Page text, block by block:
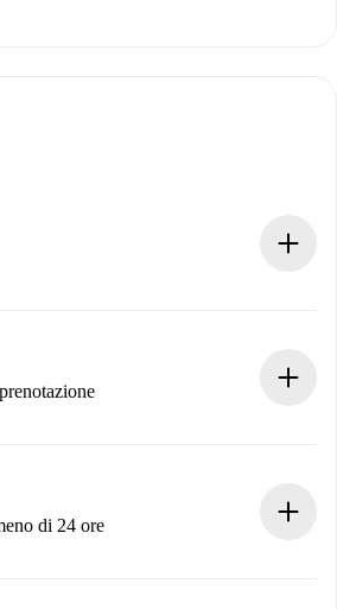
necessarie in anticipo.
di 24 ore